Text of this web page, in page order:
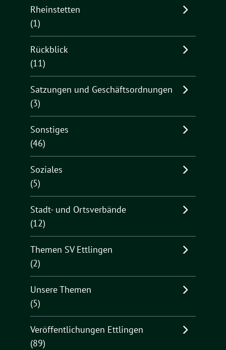
Rheinstetten
(1)
Rückblick
(11)
Satzungen und Geschäftsordnungen
(3)
Sonstiges
(46)
Soziales
(5)
Stadt- und Ortsverbände
(12)
Themen SV Ettlingen
(2)
Unsere Themen
(5)
Veröffentlichungen Ettlingen
(89)